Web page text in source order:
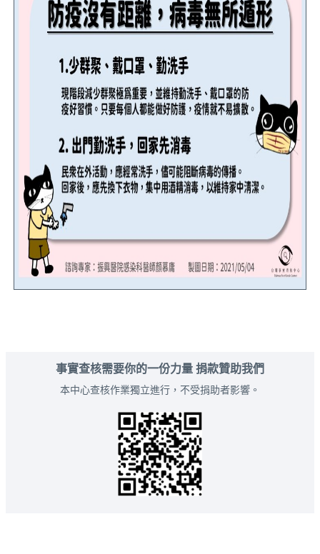
事實查核需要你的一份力量 捐款贊助我們
本中心查核作業獨立進行，不受捐助者影響。